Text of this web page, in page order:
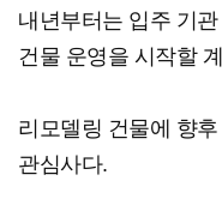
내년부터는 입주 기
건물 운영을 시작할
리모델링 건물에 향
관심사다.